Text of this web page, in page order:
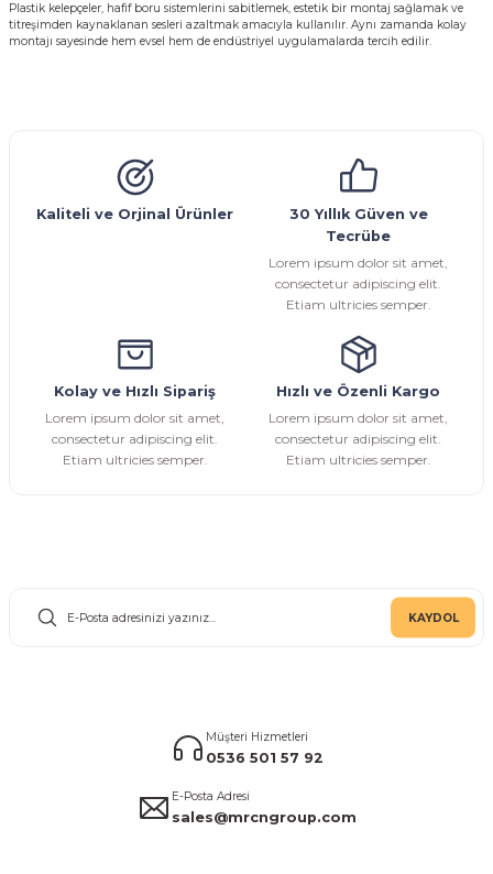
Plastik kelepçeler, hafif boru sistemlerini sabitlemek, estetik bir montaj sağlamak ve
titreşimden kaynaklanan sesleri azaltmak amacıyla kullanılır. Aynı zamanda kolay
montajı sayesinde hem evsel hem de endüstriyel uygulamalarda tercih edilir.
Kaliteli ve Orjinal Ürünler
30 Yıllık Güven ve
Tecrübe
Lorem ipsum dolor sit amet,
consectetur adipiscing elit.
Etiam ultricies semper.
Kolay ve Hızlı Sipariş
Lorem ipsum dolor sit amet,
consectetur adipiscing elit.
Etiam ultricies semper.
Hızlı ve Özenli Kargo
Lorem ipsum dolor sit amet,
consectetur adipiscing elit.
Etiam ultricies semper.
KAYDOL
Müşteri Hizmetleri
0536 501 57 92
E-Posta Adresi
sales@mrcngroup.com